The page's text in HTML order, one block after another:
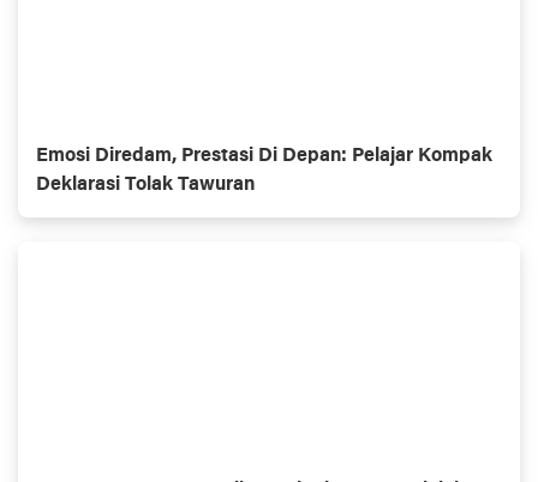
Emosi Diredam, Prestasi Di Depan: Pelajar Kompak
Deklarasi Tolak Tawuran